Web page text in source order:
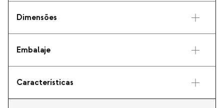
Dimensões
Embalaje
Características